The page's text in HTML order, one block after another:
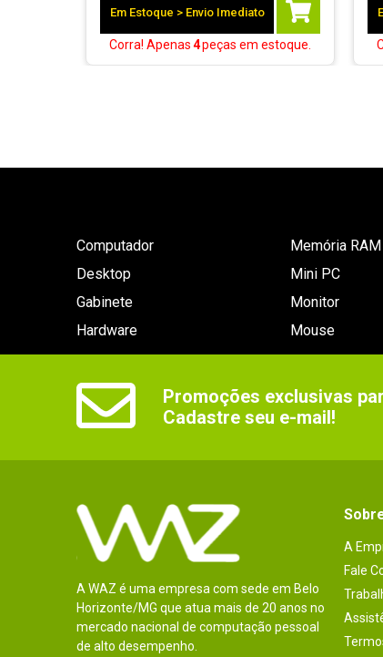
Em Estoque > Envio Imediato
Corra! Apenas4peças em estoque.
Computador
Desktop
Gabinete
Hardware
Memória RAM
Mini PC
Monitor
Mouse
Promoções exclusivas
Cadastre seu e-mail!
A WAZ é uma empresa com sede em Belo
Horizonte/MG que atua mais de 20 anos no
mercado nacional de computação pessoal
de alto desempenho.
A
Fale